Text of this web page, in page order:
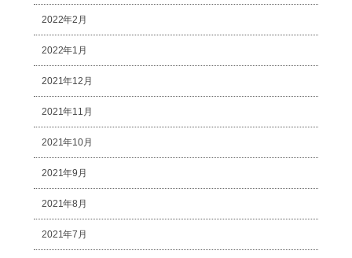
2022年2月
2022年1月
2021年12月
2021年11月
2021年10月
2021年9月
2021年8月
2021年7月